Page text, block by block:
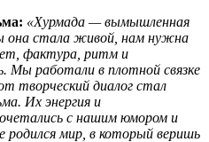
«Хурмада — вымышленная
она стала живой, нам нужна
фактура, ритм и
Мы работали в плотной связке
творческий диалог стал
Их энергия и
с нашим юмором и
родился мир, в который веришь